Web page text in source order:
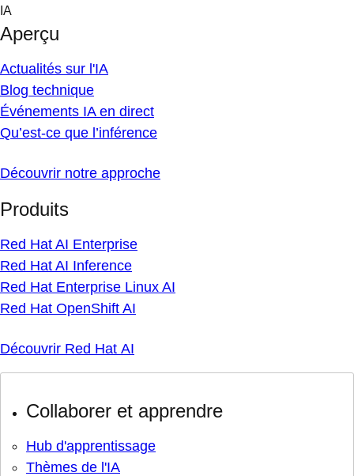
Skip
content
IA
Aperçu
Actualités sur l'IA
Blog technique
Événements IA en direct
Qu’est-ce que l’inférence
Découvrir notre approche
Produits
Red Hat AI Enterprise
Red Hat AI Inference
Red Hat Enterprise Linux AI
Red Hat OpenShift AI
Découvrir Red Hat AI
Collaborer et apprendre
Hub d'apprentissage
Thèmes de l'IA